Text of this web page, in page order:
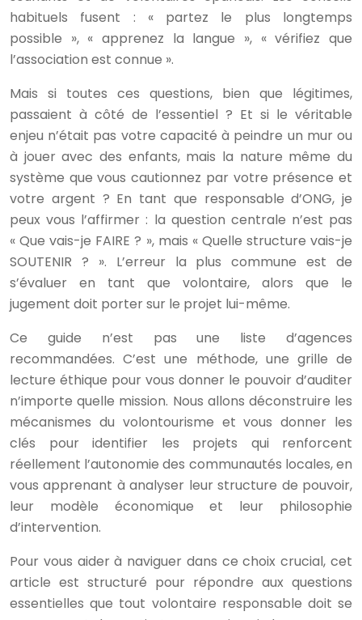
habituels fusent : « partez le plus longtemps
possible », « apprenez la langue », « vérifiez que
l’association est connue ».
Mais si toutes ces questions, bien que légitimes,
passaient à côté de l’essentiel ? Et si le véritable
enjeu n’était pas votre capacité à peindre un mur ou
à jouer avec des enfants, mais la nature même du
système que vous cautionnez par votre présence et
votre argent ? En tant que responsable d’ONG, je
peux vous l’affirmer : la question centrale n’est pas
« Que vais-je FAIRE ? », mais « Quelle structure vais-je
SOUTENIR ? ». L’erreur la plus commune est de
s’évaluer en tant que volontaire, alors que le
jugement doit porter sur le projet lui-même.
Ce guide n’est pas une liste d’agences
recommandées. C’est une méthode, une grille de
lecture éthique pour vous donner le pouvoir d’auditer
n’importe quelle mission. Nous allons déconstruire les
mécanismes du volontourisme et vous donner les
clés pour identifier les projets qui renforcent
réellement l’autonomie des communautés locales, en
vous apprenant à analyser leur structure de pouvoir,
leur modèle économique et leur philosophie
d’intervention.
Pour vous aider à naviguer dans ce choix crucial, cet
article est structuré pour répondre aux questions
essentielles que tout volontaire responsable doit se